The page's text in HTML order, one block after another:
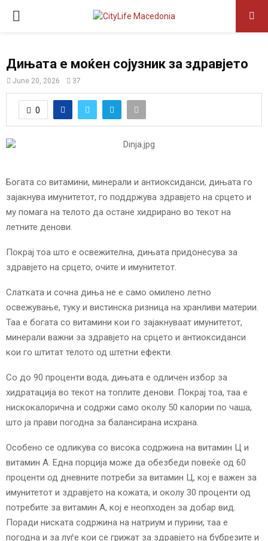
P
I
A
R
Y
E
N
U
Дињата е моќен сојузник за здравјето
June 20, 2026 37
0
Богата со витамини, минерали и антиоксиданси, дињата го
зајакнува имунитетот, го поддржува здравјето на срцето и
му помага на телото да остане хидрирано во текот на
летните денови.
Покрај тоа што е освежителна, дињата придонесува за
здравјето на срцето, очите и имунитетот.
Слатката и сочна диња не е само омилено летно
освежување, туку и вистинска ризница на хранливи материи.
Таа е богата со витамини кои го зајакнуваат имунитетот,
минерали важни за здравјето на срцето и антиоксиданси
кои го штитат телото од штетни ефекти.
Со до 90 проценти вода, дињата е одличен избор за
хидратација во текот на топлите денови. Покрај тоа, таа е
нискокалорична и содржи само околу 50 калории по чаша,
што ја прави погодна за балансирана исхрана.
Особено се одликува со висока содржина на витамин Ц и
витамин А. Една порција може да обезбеди повеќе од 60
проценти од дневните потреби за витамин Ц, кој е важен за
имунитетот и здравјето на кожата, и околу 30 проценти од
потребите за витамин А, кој е неопходен за добар вид.
Поради ниската содржина на натриум и пурини, таа е
погодна и за луѓе кои се грижат за здравјето на бубрезите и